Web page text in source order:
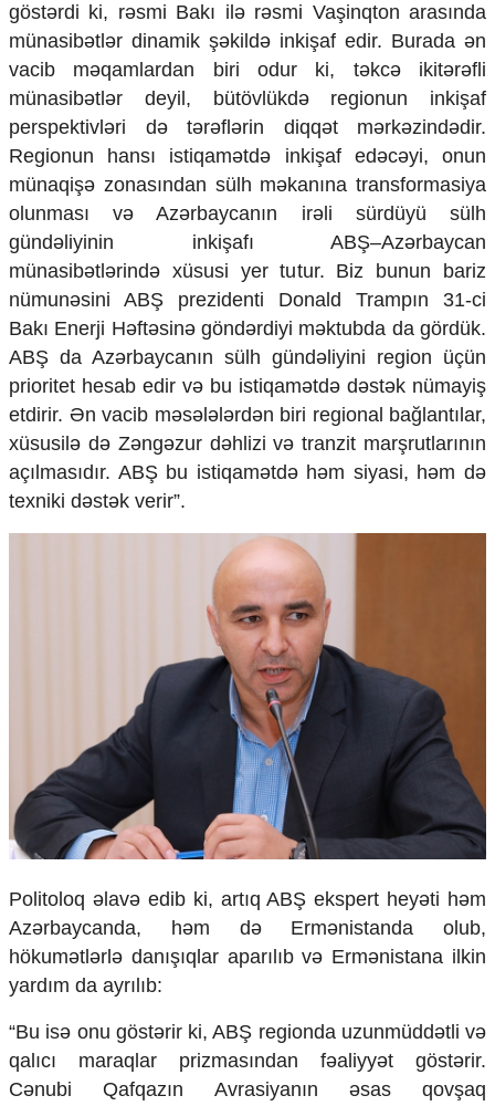
göstərdi ki, rəsmi Bakı ilə rəsmi Vaşinqton arasında
münasibətlər dinamik şəkildə inkişaf edir. Burada ən
vacib məqamlardan biri odur ki, təkcə ikitərəfli
münasibətlər deyil, bütövlükdə regionun inkişaf
perspektivləri də tərəflərin diqqət mərkəzindədir.
Regionun hansı istiqamətdə inkişaf edəcəyi, onun
münaqişə zonasından sülh məkanına transformasiya
olunması və Azərbaycanın irəli sürdüyü sülh
gündəliyinin inkişafı ABŞ–Azərbaycan
münasibətlərində xüsusi yer tutur. Biz bunun bariz
nümunəsini ABŞ prezidenti Donald Trampın 31-ci
Bakı Enerji Həftəsinə göndərdiyi məktubda da gördük.
ABŞ da Azərbaycanın sülh gündəliyini region üçün
prioritet hesab edir və bu istiqamətdə dəstək nümayiş
etdirir. Ən vacib məsələlərdən biri regional bağlantılar,
xüsusilə də Zəngəzur dəhlizi və tranzit marşrutlarının
açılmasıdır. ABŞ bu istiqamətdə həm siyasi, həm də
texniki dəstək verir”.
Politoloq əlavə edib ki, artıq ABŞ ekspert heyəti həm
Azərbaycanda, həm də Ermənistanda olub,
hökumətlərlə danışıqlar aparılıb və Ermənistana ilkin
yardım da ayrılıb:
“Bu isə onu göstərir ki, ABŞ regionda uzunmüddətli və
qalıcı maraqlar prizmasından fəaliyyət göstərir.
Cənubi Qafqazın Avrasiyanın əsas qovşaq